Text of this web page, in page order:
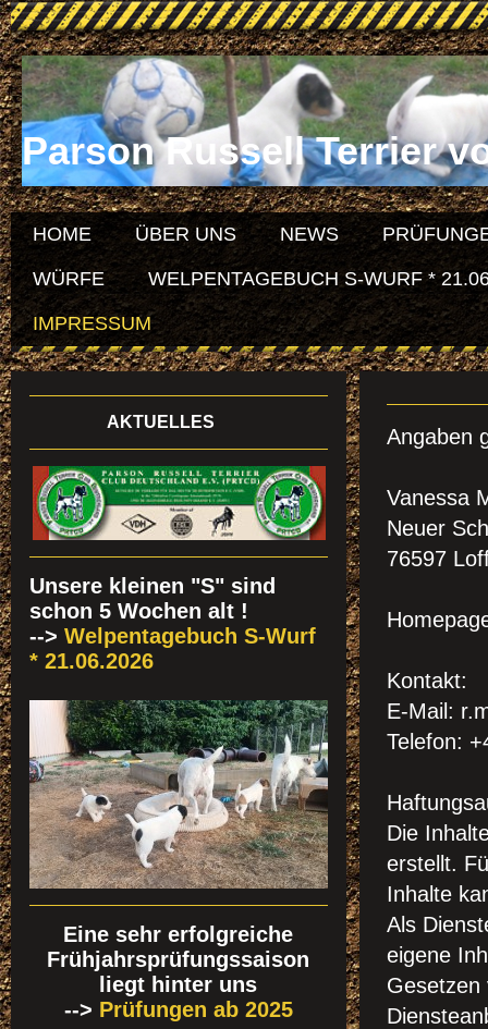
Parson Russell Terrier
HOME ÜBER UNS NEWS
WÜRFE WELPENTAGEBUCH S-WURF *
IMPRESSUM
Angaben
Vanessa
Neuer
76597
Kontakt:
E-Mail:
Telefon:
Die
erstellt.
Inhalte
Als
eigene
Gesetzen
AKTUELLES
Unsere kleinen "S" sind
schon 5 Wochen alt !
--> Welpentagebuch S-Wurf
* 21.06.2026
Eine sehr erfolgreiche
Frühjahrsprüfungssaison
liegt hinter uns
--> Prüfungen ab 2025